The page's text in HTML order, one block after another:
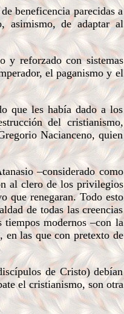
beneficencia parecidas a
asimismo, de adaptar al
y reforzado con sistemas
el paganismo y el
que les había dado a los
del cristianismo,
Nacianceno, quien
–considerado como
al clero de los privilegios
que renegaran. Todo esto
de todas las creencias
modernos –con la
en las que con pretexto de
de Cristo) debían
el cristianismo, son otra